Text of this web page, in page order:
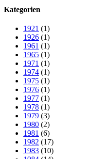
Kategorien
1921 (1)
1926 (1)
1961 (1)
1965 (1)
1971 (1)
1974 (1)
1975 (1)
1976 (1)
1977 (1)
1978 (1)
1979 (3)
1980 (2)
1981 (6)
1982 (17)
1983 (10)